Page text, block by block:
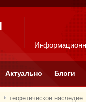
Актуально Блоги
теоретическое наследие